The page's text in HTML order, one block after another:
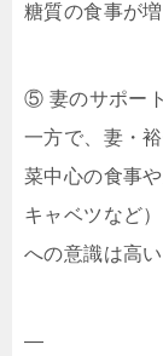
糖質の食事が
⑤ 妻のサポー
一方で、妻・
菜中心の食事
キャベツなど
への意識は高い
—